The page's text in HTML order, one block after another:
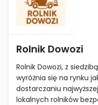
Rolnik Dowozi
Rolnik Dowozi, z
wyróżnia się na rynku
dostarczaniu
lokalnych rolników